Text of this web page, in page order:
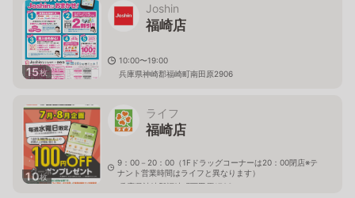
15枚
Joshin
福崎店
10:00〜19:00
兵庫県神崎郡福崎町南田原2906
10枚
ライフ
福崎店
9：00－20：00（1Fドラッグコーナーは20：00閉店※テ
ナント営業時間はライフと異なります）
兵庫県神崎郡福崎町西田原1706